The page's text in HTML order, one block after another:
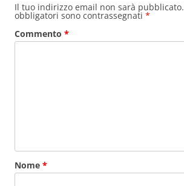
Il tuo indirizzo email non sarà pubblicato.
obbligatori sono contrassegnati *
Commento *
Nome *